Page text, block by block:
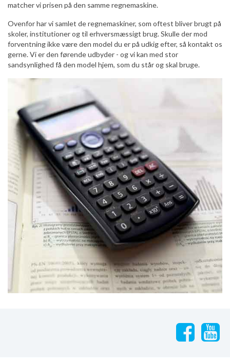
matcher vi prisen på den samme regnemaskine.
Ovenfor har vi samlet de regnemaskiner, som oftest bliver brugt på
skoler, institutioner og til erhversmæssigt brug. Skulle der mod
forventning ikke være den model du er på udkig efter, så kontakt os
gerne. Vi er den førende udbyder - og vi kan med stor
sandsynlighed få den model hjem, som du står og skal bruge.